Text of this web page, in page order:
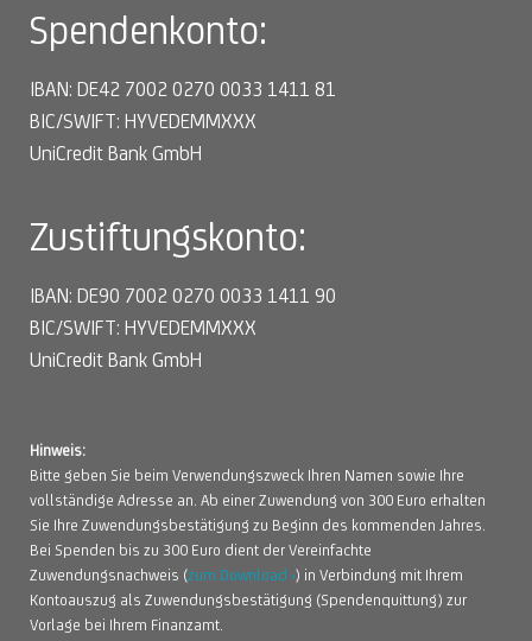
Spendenkonto:
IBAN: DE42 7002 0270 0033 1411 81
BIC/SWIFT: HYVEDEMMXXX
UniCredit Bank GmbH
Zustiftungskonto:
IBAN: DE90 7002 0270 0033 1411 90
BIC/SWIFT: HYVEDEMMXXX
UniCredit Bank GmbH
Hinweis:
Bitte geben Sie beim Verwendungszweck Ihren Namen sowie Ihre
vollständige Adresse an. Ab einer Zuwendung von 300 Euro erhalten
Sie Ihre Zuwendungsbestätigung zu Beginn des kommenden Jahres.
Bei Spenden bis zu 300 Euro dient der Vereinfachte
Zuwendungsnachweis (zum Download ›) in Verbindung mit Ihrem
Kontoauszug als Zuwendungsbestätigung (Spendenquittung) zur
Vorlage bei Ihrem Finanzamt.